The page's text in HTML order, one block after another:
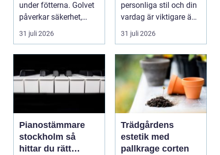
under fötterna. Golvet
påverkar säkerhet,
arbetsmiljö, ...
31 juli 2026
personliga stil och din
vardag är viktigare än
många tror. ...
31 juli 2026
Pianostämmare
stockholm så
hittar du rätt
Trädgårdens
estetik med
pallkrage corten